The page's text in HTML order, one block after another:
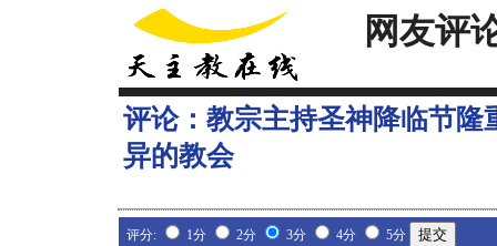
网友评
评论： 教宗主持圣神降临节隆
异的教会
评分: 1分 2分 3分 4分 5分